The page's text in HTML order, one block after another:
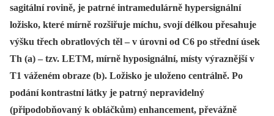
sagitální rovině, je patrné intramedulárně hypersignální
ložisko, které mírně rozšiřuje míchu, svojí délkou přesahuje
výšku třech obratlových těl – v úrovni od C6 po střední úsek
Th (a) – tzv. LETM, mírně hyposignální, místy výraznější v
T1 váženém obraze (b). Ložisko je uloženo centrálně. Po
podání kontrastní látky je patrný nepravidelný
(připodobňovaný k obláčkům) enhancement, převážně